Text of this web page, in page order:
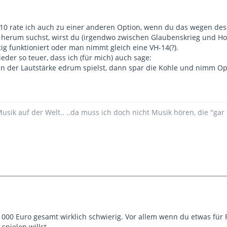
rate ich auch zu einer anderen Option, wenn du das wegen
suchst, wirst du (irgendwo zwischen Glaubenskrieg und
funktioniert oder man nimmt gleich eine VH-14(?).
so teuer, dass ich (für mich) auch sage:
der Lautstärke edrum spielst, dann spar die Kohle und nimm
auf der Welt.. ..da muss ich doch nicht Musik hören, die
Euro gesamt wirklich schwierig. Vor allem wenn du etwas